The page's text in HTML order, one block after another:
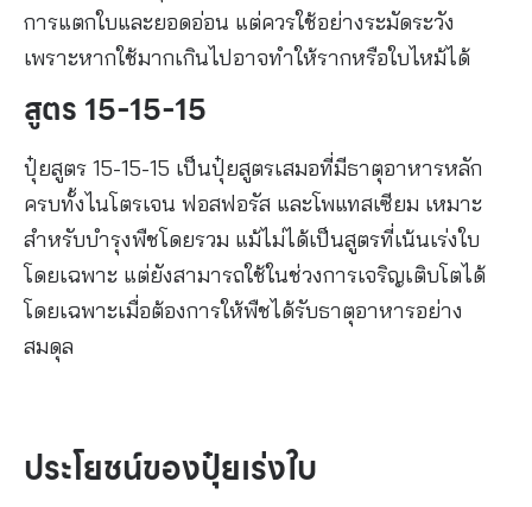
การแตกใบและยอดอ่อน แต่ควรใช้อย่างระมัดระวัง
เพราะหากใช้มากเกินไปอาจทำให้รากหรือใบไหม้ได้
สูตร 15-15-15
ปุ๋ยสูตร 15-15-15 เป็นปุ๋ยสูตรเสมอที่มีธาตุอาหารหลัก
ครบทั้งไนโตรเจน ฟอสฟอรัส และโพแทสเซียม เหมาะ
สำหรับบำรุงพืชโดยรวม แม้ไม่ได้เป็นสูตรที่เน้นเร่งใบ
โดยเฉพาะ แต่ยังสามารถใช้ในช่วงการเจริญเติบโตได้
โดยเฉพาะเมื่อต้องการให้พืชได้รับธาตุอาหารอย่าง
สมดุล
ประโยชน์ของปุ๋ยเร่งใบ